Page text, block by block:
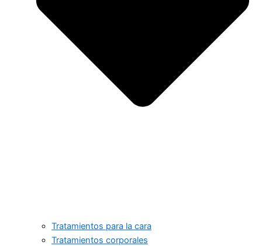
Tratamientos para la cara
Tratamientos corporales